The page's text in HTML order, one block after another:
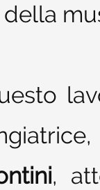
,